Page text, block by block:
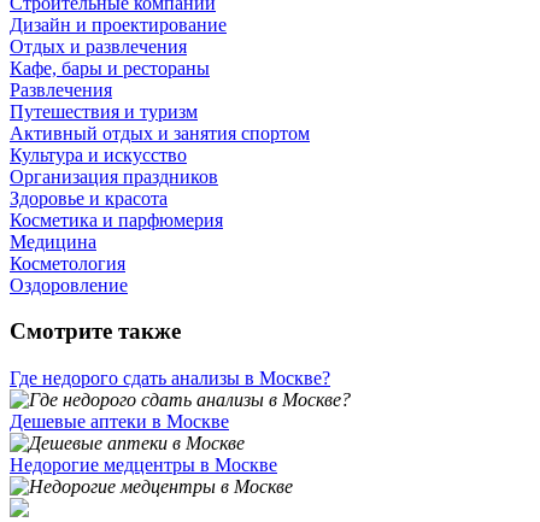
Дизайн и проектирование
Отдых и развлечения
Кафе, бары и рестораны
Развлечения
Путешествия и туризм
Активный отдых и занятия спортом
Культура и искусство
Организация праздников
Здоровье и красота
Косметика и парфюмерия
Медицина
Косметология
Оздоровление
Смотрите также
Где недорого сдать анализы в Москве?
Дешевые аптеки в Москве
Недорогие медцентры в Москве